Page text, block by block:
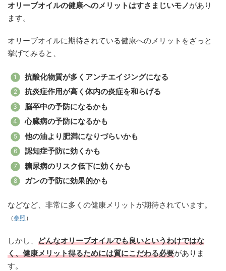
オリーブオイルの健康へのメリットはすさまじいモノがあり
ます。
オリーブオイルに期待されている健康へのメリットをざっと
挙げてみると、
抗酸化物質が多くアンチエイジングになる
抗炎症作用が高く体内の炎症を和らげる
脳卒中の予防になるかも
心臓病の予防になるかも
他の油より肥満になりづらいかも
認知症予防に効くかも
糖尿病のリスク低下に効くかも
ガンの予防に効果的かも
などなど、非常に多くの健康メリットが期待されています。
（参照 ）
しかし、 どんなオリーブオイルでも良いというわけではな
く、健康メリット得るためには質にこだわる必要がありま
す。